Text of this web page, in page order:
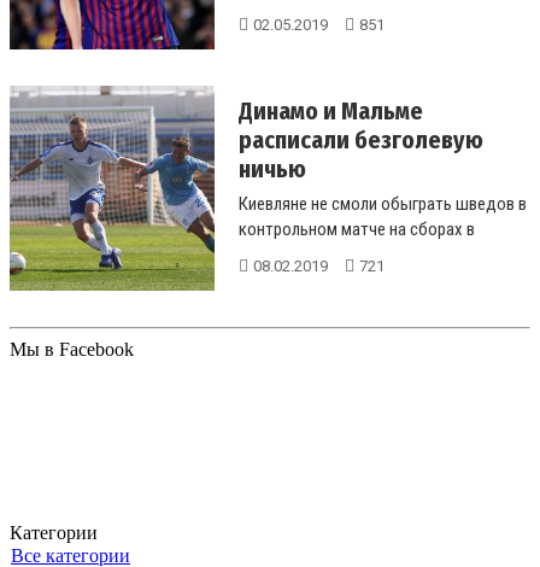
списке жертв лидера &qu...
02.05.2019 851
Динамо и Мальме
расписали безголевую
ничью
Киевляне не смоли обыграть шведов в
контрольном матче на сборах в
Испании....
08.02.2019 721
Мы в Facebook
Категории
Все категории